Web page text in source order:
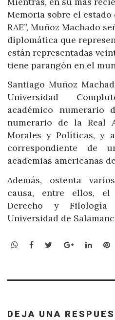
Memoria sobre el
RAE”, Muñoz Machado
diplomática que
están representadas
tiene parangón en el
Santiago Muñoz
Universidad
académico numerario
numerario de la Real
Morales y Políticas, y
correspondiente de
academias americanas
Además, ostenta
causa, entre ellos,
Derecho y
Universidad de
WhatsApp
Facebook
TwitterGoogle+
DEJA UNA